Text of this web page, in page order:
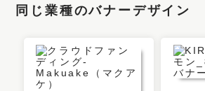
同じ業種のバナーデザイン